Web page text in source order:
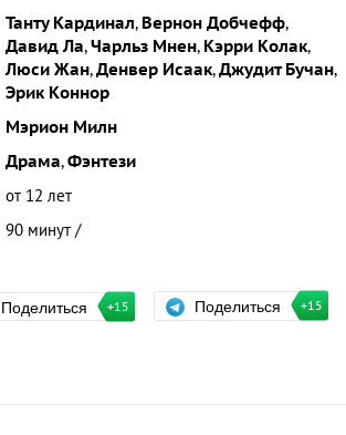
Танту Кардинал, Вернон Добчефф,
Давид Ла,Чарльз Мнен, Кэрри Колак,
Люси Жан,Денвер Исаак,Джудит Бучан,
Эрик Коннор
Мэрион Милн
Драма,Фэнтези
от 12 лет
90 минут /
Поделиться +15 Поделиться +15